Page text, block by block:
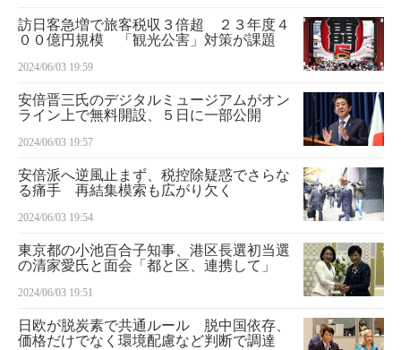
訪日客急増で旅客税収３倍超 ２３年度４
００億円規模 「観光公害」対策が課題
2024/06/03 19:59
安倍晋三氏のデジタルミュージアムがオン
ライン上で無料開設、５日に一部公開
2024/06/03 19:57
安倍派へ逆風止まず、税控除疑惑でさらな
る痛手 再結集模索も広がり欠く
2024/06/03 19:54
東京都の小池百合子知事、港区長選初当選
の清家愛氏と面会「都と区、連携して」
2024/06/03 19:51
日欧が脱炭素で共通ルール 脱中国依存、
価格だけでなく環境配慮など判断で調達